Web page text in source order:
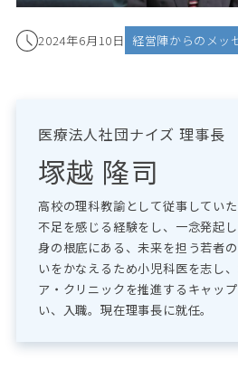
2024年6月10日 経営陣からのメッ
医療法人社団ナイズ 理事長
塚越 隆司
高校の理科教諭として従事してい
不足を感じる経験をし、一念発起
身の根底にある、未来を担う若者
いをかなえるため小児科医を志し
ア・クリニックを推進するキャッ
い、入職。現在理事長に就任。